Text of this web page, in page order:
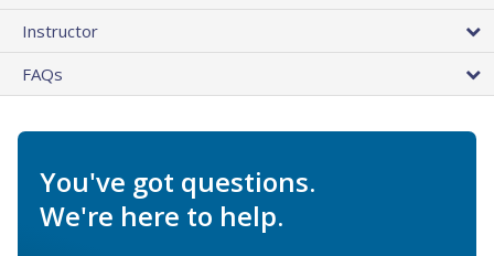
Instructor
FAQs
You've got questions.
We're here to help.